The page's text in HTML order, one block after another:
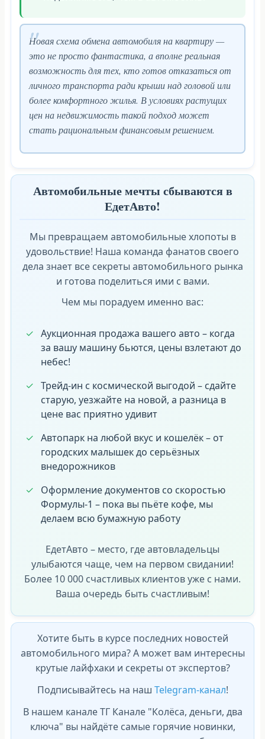
Новая схема обмена автомобиля на квартиру —
это не просто фантастика, а вполне реальная
возможность для тех, кто готов отказаться от
личного транспорта ради крыши над головой или
более комфортного жилья. В условиях растущих
цен на недвижимость такой подход может
стать рациональным финансовым решением.
Автомобильные мечты сбываются в
ЕдетАвто!
Мы превращаем автомобильные хлопоты в
удовольствие! Наша команда фанатов своего
дела знает все секреты автомобильного рынка
и готова поделиться ими с вами.
Чем мы порадуем именно вас:
Аукционная продажа вашего авто – когда
за вашу машину бьются, цены взлетают до
небес!
Трейд-ин с космической выгодой – сдайте
старую, уезжайте на новой, а разница в
цене вас приятно удивит
Автопарк на любой вкус и кошелёк – от
городских малышек до серьёзных
внедорожников
Оформление документов со скоростью
Формулы-1 – пока вы пьёте кофе, мы
делаем всю бумажную работу
ЕдетАвто – место, где автовладельцы
улыбаются чаще, чем на первом свидании!
Более 10 000 счастливых клиентов уже с нами.
Ваша очередь быть счастливым!
Хотите быть в курсе последних новостей
автомобильного мира? А может вам интересны
крутые лайфхаки и секреты от экспертов?
Подписывайтесь на наш Telegram-канал!
В нашем канале ТГ Канале "Колёса, деньги, два
ключа" вы найдёте самые горячие новинки,